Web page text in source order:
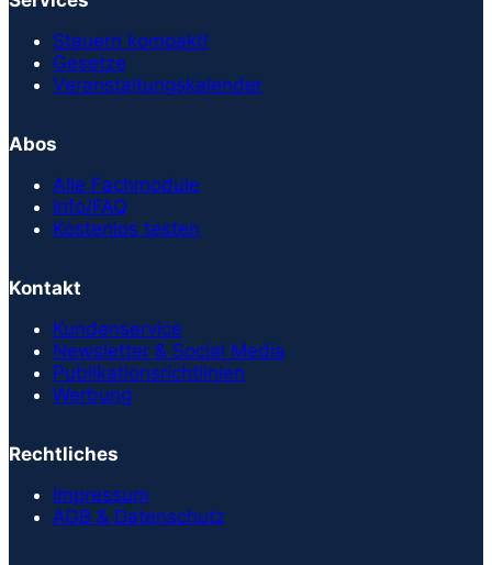
Steuern kompakt!
Gesetze
Veranstaltungskalender
Abos
Alle Fachmodule
Info/FAQ
Kostenlos testen
Kontakt
Kundenservice
Newsletter & Social Media
Publikationsrichtlinien
Werbung
Rechtliches
Impressum
AGB & Datenschutz